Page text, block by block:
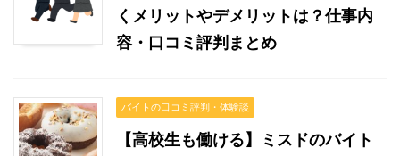
くメリットやデメリットは？仕事内
容・口コミ評判まとめ
バイトの口コミ評判・体験談
【高校生も働ける】ミスドのバイト